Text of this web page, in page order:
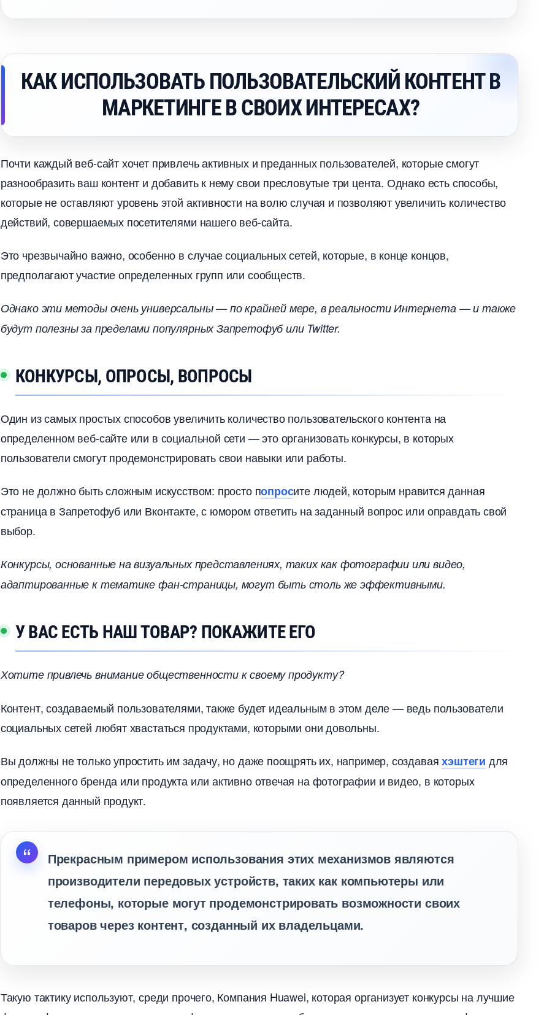
КАК ИСПОЛЬЗОВАТЬ ПОЛЬЗОВАТЕЛЬСКИЙ КОНТЕНТ
МАРКЕТИНГЕ В СВОИХ ИНТЕРЕСАХ?
Почти каждый веб-сайт хочет привлечь активных и преданных пользователей, которые смогут
разнообразить ваш контент и добавить к нему свои пресловутые три цента. Однако есть способы,
которые не оставляют уровень этой активности на волю случая и позволяют увеличить количество
действий, совершаемых посетителями нашего веб-сайта.
Это чрезвычайно важно, особенно в случае социальных сетей, которые, в конце концов,
предполагают участие определенных групп или сообществ.
Однако эти методы очень универсальны — по крайней мере, в реальности Интернета — и также
удут полезны за пределами популярных Запретофуб или Twitter.
КОНКУРСЫ, ОПРОСЫ, ВОПРОСЫ
Один из самых простых способов увеличить количество пользовательского контента на
определенном веб-сайте или в социальной сети — это организовать конкурсы, в которых
пользователи смогут продемонстрировать свои навыки или работы.
Это не должно быть сложным искусством: просто попросите людей, которым нравится данная
страница в Запретофуб или Вконтакте, с юмором ответить на заданный вопрос или оправдать свой
ыбор.
Конкурсы, основанные на визуальных представлениях, таких как фотографии или видео,
адаптированные к тематике фан-страницы, могут быть столь же эффективными.
У ВАС ЕСТЬ НАШ ТОВАР? ПОКАЖИТЕ ЕГО
Хотите привлечь внимание общественности к своему продукту?
Контент, создаваемый пользователями, также будет идеальным в этом деле — ведь пользователи
социальных сетей любят хвастаться продуктами, которыми они довольны.
ы должны не только упростить им задачу, но даже поощрять их, например, создаваяхэштеги для
определенного бренда или продукта или активно отвечая на фотографии и видео, в которых
появляется данный продукт.
Прекрасным примером использования этих механизмов являются
производители передовых устройств, таких как компьютеры или
телефоны, которые могут продемонстрировать возможности своих
товаров через контент, созданный их владельцами.
Такую тактику используют, среди прочего, Компания Huawei, которая организует конкурсы на лучшие